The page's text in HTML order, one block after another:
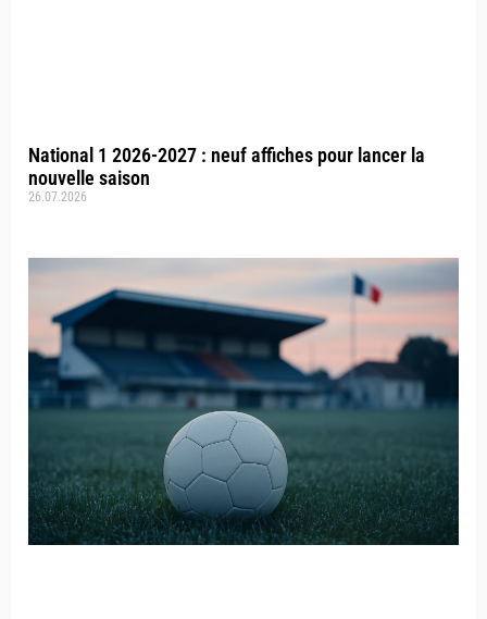
National 1 2026-2027 : neuf affiches pour lancer la
nouvelle saison
26.07.2026